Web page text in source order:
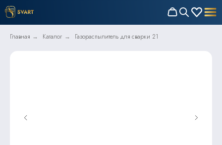
Главная → Каталог → Газораспылитель для сварки 21